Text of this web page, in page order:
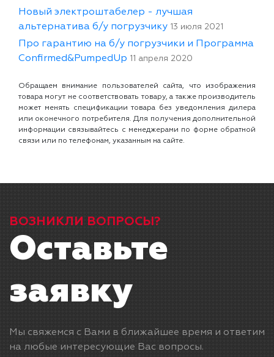
Новый электроштабелер - лучшая
альтернатива б/у погрузчику 13 июля 2021
Про гарантию на б/у погрузчики и Программа
Confirmed&PumpedUp 11 апреля 2020
Обращаем внимание пользователей сайта, что изображения
товара могут не соответствовать товару, а также производитель
может менять спецификации товара без уведомления дилера
или оконечного потребителя. Для получения дополнительной
информации связывайтесь с менеджерами по форме обратной
связи или по телефонам, указанным на сайте.
ВОЗНИКЛИ ВОПРОСЫ?
Оставьте
заявку
Мы свяжемся с Вами в ближайшее время и ответим
на любые интересующие Вас вопросы.